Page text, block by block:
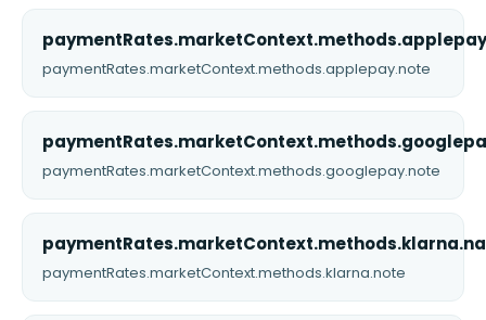
paymentRates.marketContext.methods.applepay.note
paymentRates.marketContext.methods.googlepay.note
paymentRates.marketContext.methods.klarna.note